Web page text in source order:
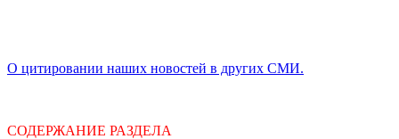
О цитировании наших новостей в других СМИ.
СОДЕРЖАНИЕ РАЗДЕЛА